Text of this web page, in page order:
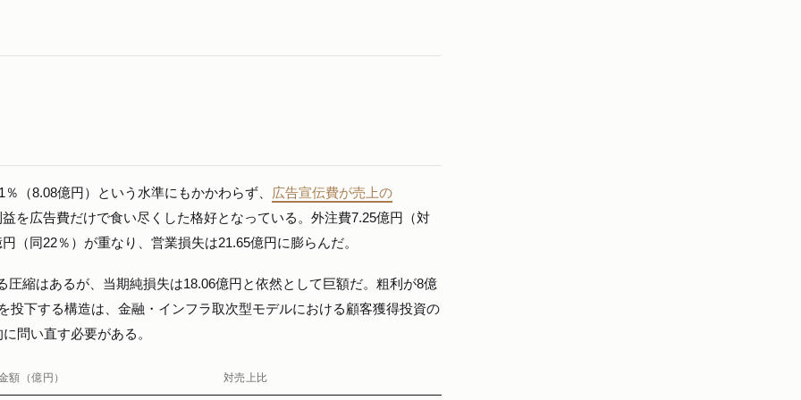
（8.08億円）という水準にもかかわらず、 広告宣伝費が売上の
を広告費だけで食い尽くした格好となっている。外注費7.25億円（対
（同22％）が重なり、営業損失は21.65億円に膨らんだ。
圧縮はあるが、当期純損失は18.06億円と依然として巨額だ。粗利が8億
投下する構造は、金融・インフラ取次型モデルにおける顧客獲得投資の
問い直す必要がある。
額（億円） 対売上比